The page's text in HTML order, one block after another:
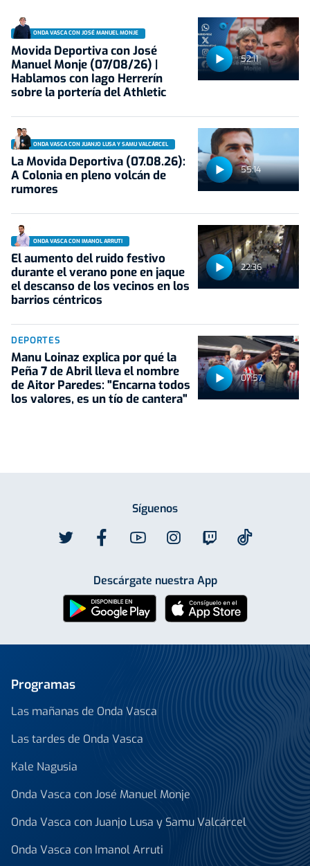
52:11
ONDA VASCA CON JOSÉ MANUEL MONJE
Movida Deportiva con José
Manuel Monje (07/08/26) |
Hablamos con Iago Herrerín
sobre la portería del Athletic
55:14
ONDA VASCA CON JUANJO LUSA Y SAMU VALCÁRCEL
La Movida Deportiva (07.08.26):
A Colonia en pleno volcán de
rumores
22:36
ONDA VASCA CON IMANOL ARRUTI
El aumento del ruido festivo
durante el verano pone en jaque
el descanso de los vecinos en los
barrios céntricos
07:57
DEPORTES
Manu Loinaz explica por qué la
Peña 7 de Abril lleva el nombre
de Aitor Paredes: "Encarna todos
los valores, es un tío de cantera"
Síguenos
Descárgate nuestra App
Programas
Las mañanas de Onda Vasca
Las tardes de Onda Vasca
Kale Nagusia
Onda Vasca con José Manuel Monje
Onda Vasca con Juanjo Lusa y Samu Valcárcel
Onda Vasca con Imanol Arruti